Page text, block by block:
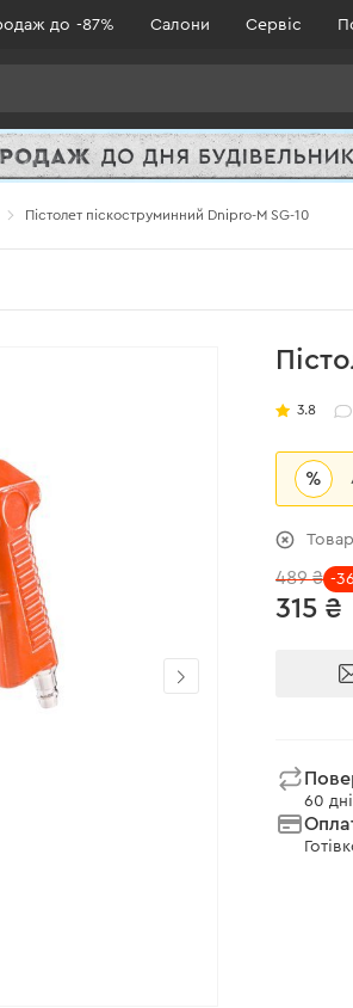
до -87% Салони Сервіс
Пістолет піскоструминний Dnipro-M SG-10
3.8
%
315 ₴
489 ₴ -
60